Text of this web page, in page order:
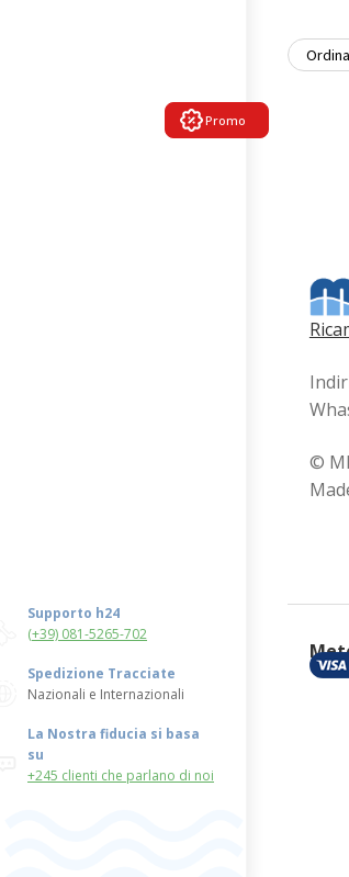
Supporto h24
(+39) 081-5265-702
Spedizione Tracciate
Nazionali e Internazionali
La Nostra fiducia si basa
su
+245 clienti che parlano di noi
©
Promo